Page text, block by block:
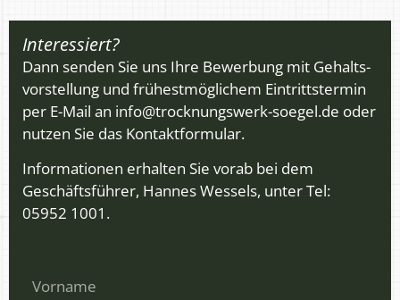
Interessiert?
Dann senden Sie uns Ihre Bewerbung mit Gehalts­
vorstellung und frühest­möglichem Eintritts­termin
per E-Mail an info@trocknungswerk-soegel.de oder
nutzen Sie das Kontaktformular.
Informationen erhalten Sie vorab bei dem
Geschäfts­führer, Hannes Wessels, unter Tel:
05952 1001.